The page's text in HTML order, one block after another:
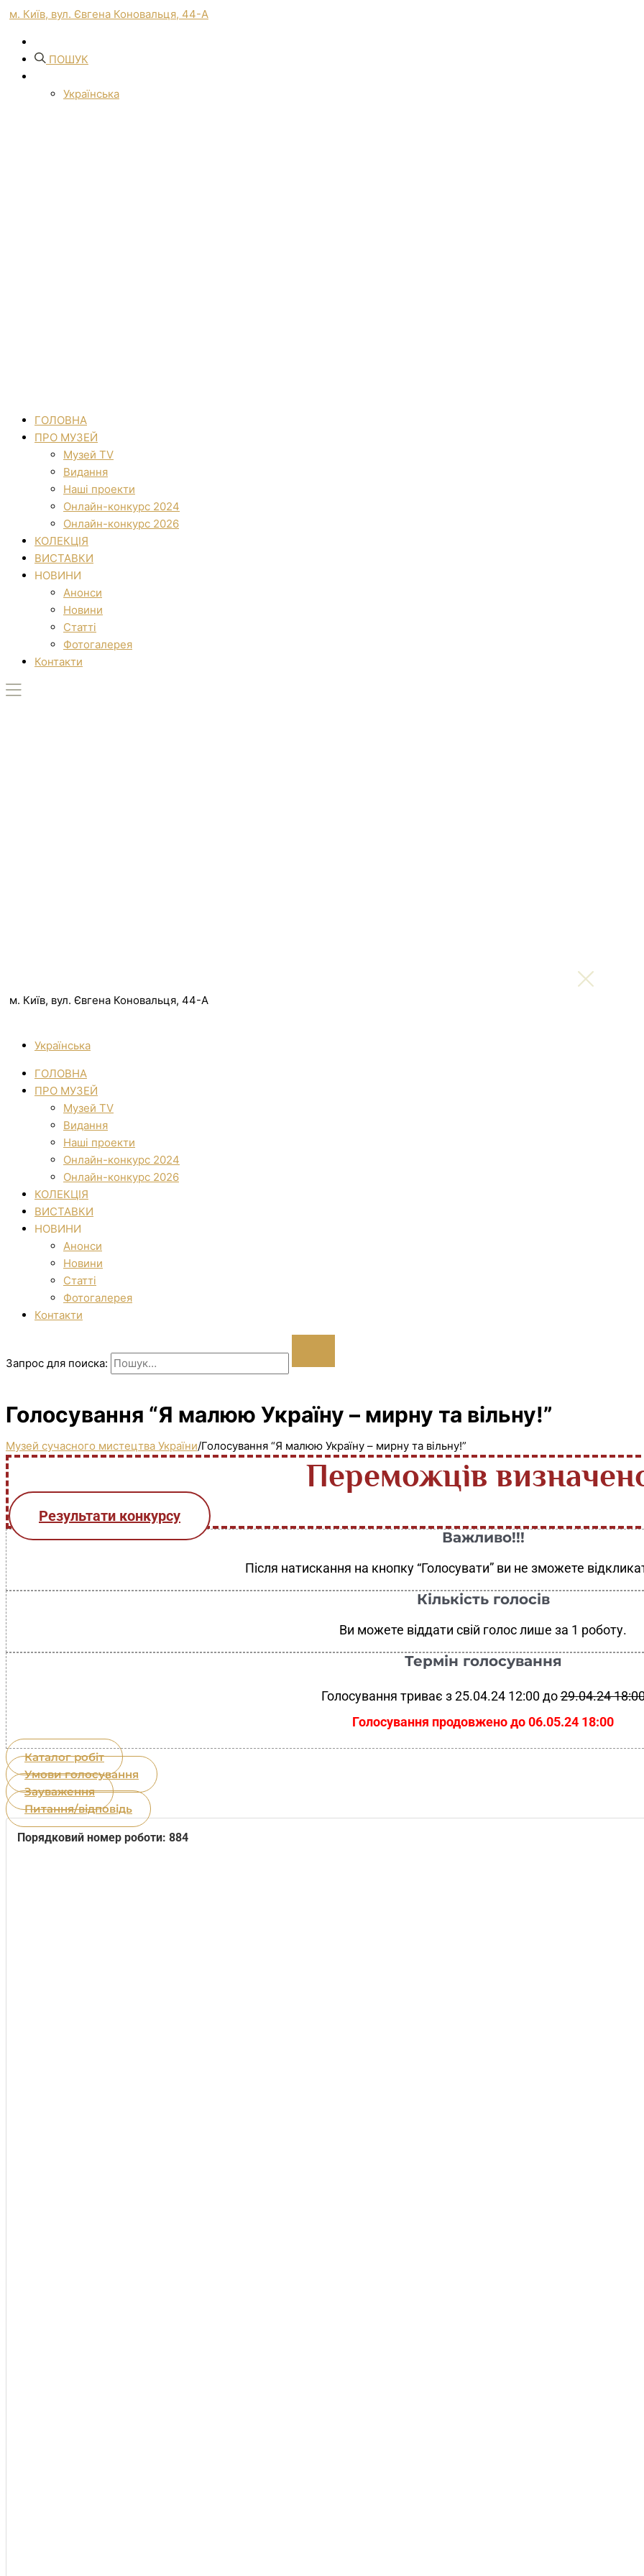
м. Київ, вул. Євгена Коновальця, 44-А
ПОШУК
Українська
ГОЛОВНА
ПРО МУЗЕЙ
Музей TV
Видання
Наші проекти
Онлайн-конкурс 2024
Онлайн-конкурс 2026
КОЛЕКЦІЯ
ВИСТАВКИ
НОВИНИ
Анонси
Новини
Статті
Фотогалерея
Контакти
м. Київ, вул. Євгена Коновальця, 44-А
Українська
ГОЛОВНА
ПРО МУЗЕЙ
Музей TV
Видання
Наші проекти
Онлайн-конкурс 2024
Онлайн-конкурс 2026
КОЛЕКЦІЯ
ВИСТАВКИ
НОВИНИ
Анонси
Новини
Статті
Фотогалерея
Контакти
Запрос для поиска:
Голосування “Я малюю Україну – мирну та вільну!”
Музей сучасного мистецтва України/Голосування “Я малюю Україну – мирну та вільну!”
Переможців
Результати конкурсу
Важливо!!!
Після натискання на кнопку “Голосувати” ви не зможете
Кількість голосів
Ви можете віддати свій голос лише за 1 роботу.
Термін голосування
Голосування триває з 25.04.24 12:00 до29.04.24
Голосування продовжено до 06.05.24 18:00
Каталог робіт
Умови голосування
Зауваження
Питання/відповідь
Порядковий номер роботи: 884